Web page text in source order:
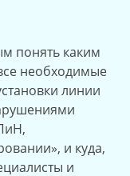
понять каким
необходимые
линии
и куда,
и